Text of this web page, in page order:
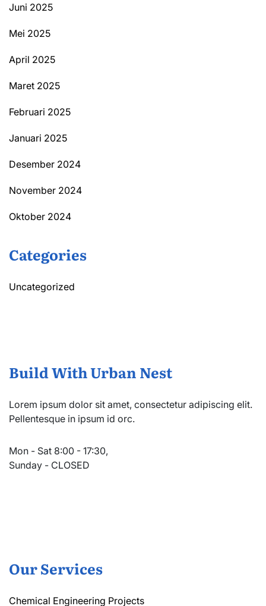
Juni 2025
Mei 2025
April 2025
Maret 2025
Februari 2025
Januari 2025
Desember 2024
November 2024
Oktober 2024
Categories
Uncategorized
Build With Urban Nest
Lorem ipsum dolor sit amet, consectetur adipiscing elit.
Pellentesque in ipsum id orc.
Mon - Sat 8:00 - 17:30,
Sunday - CLOSED
Our Services
Chemical Engineering Projects